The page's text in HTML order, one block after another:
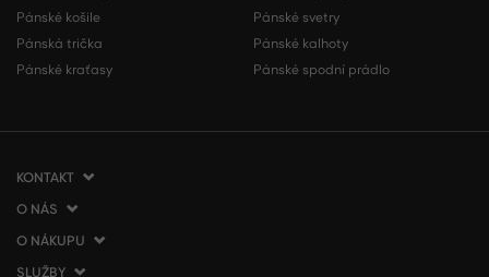
Pánské košile
Pánská trička
Pánské kraťasy
Pánské svetry
Pánské kalhoty
Pánské spodní prádlo
KONTAKT
VERMONT Services Slovakia s. r. o.
Vlčie hrdlo 53
821 07 Bratislava
O NÁS
O společnosti
Kontakt
O NÁKUPU
Jak nakupovat
SLUŽBY